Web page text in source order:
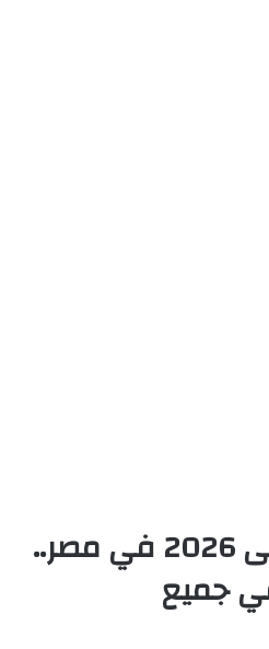
موعد عيد الأضحى 2026 في مصر..
جميع